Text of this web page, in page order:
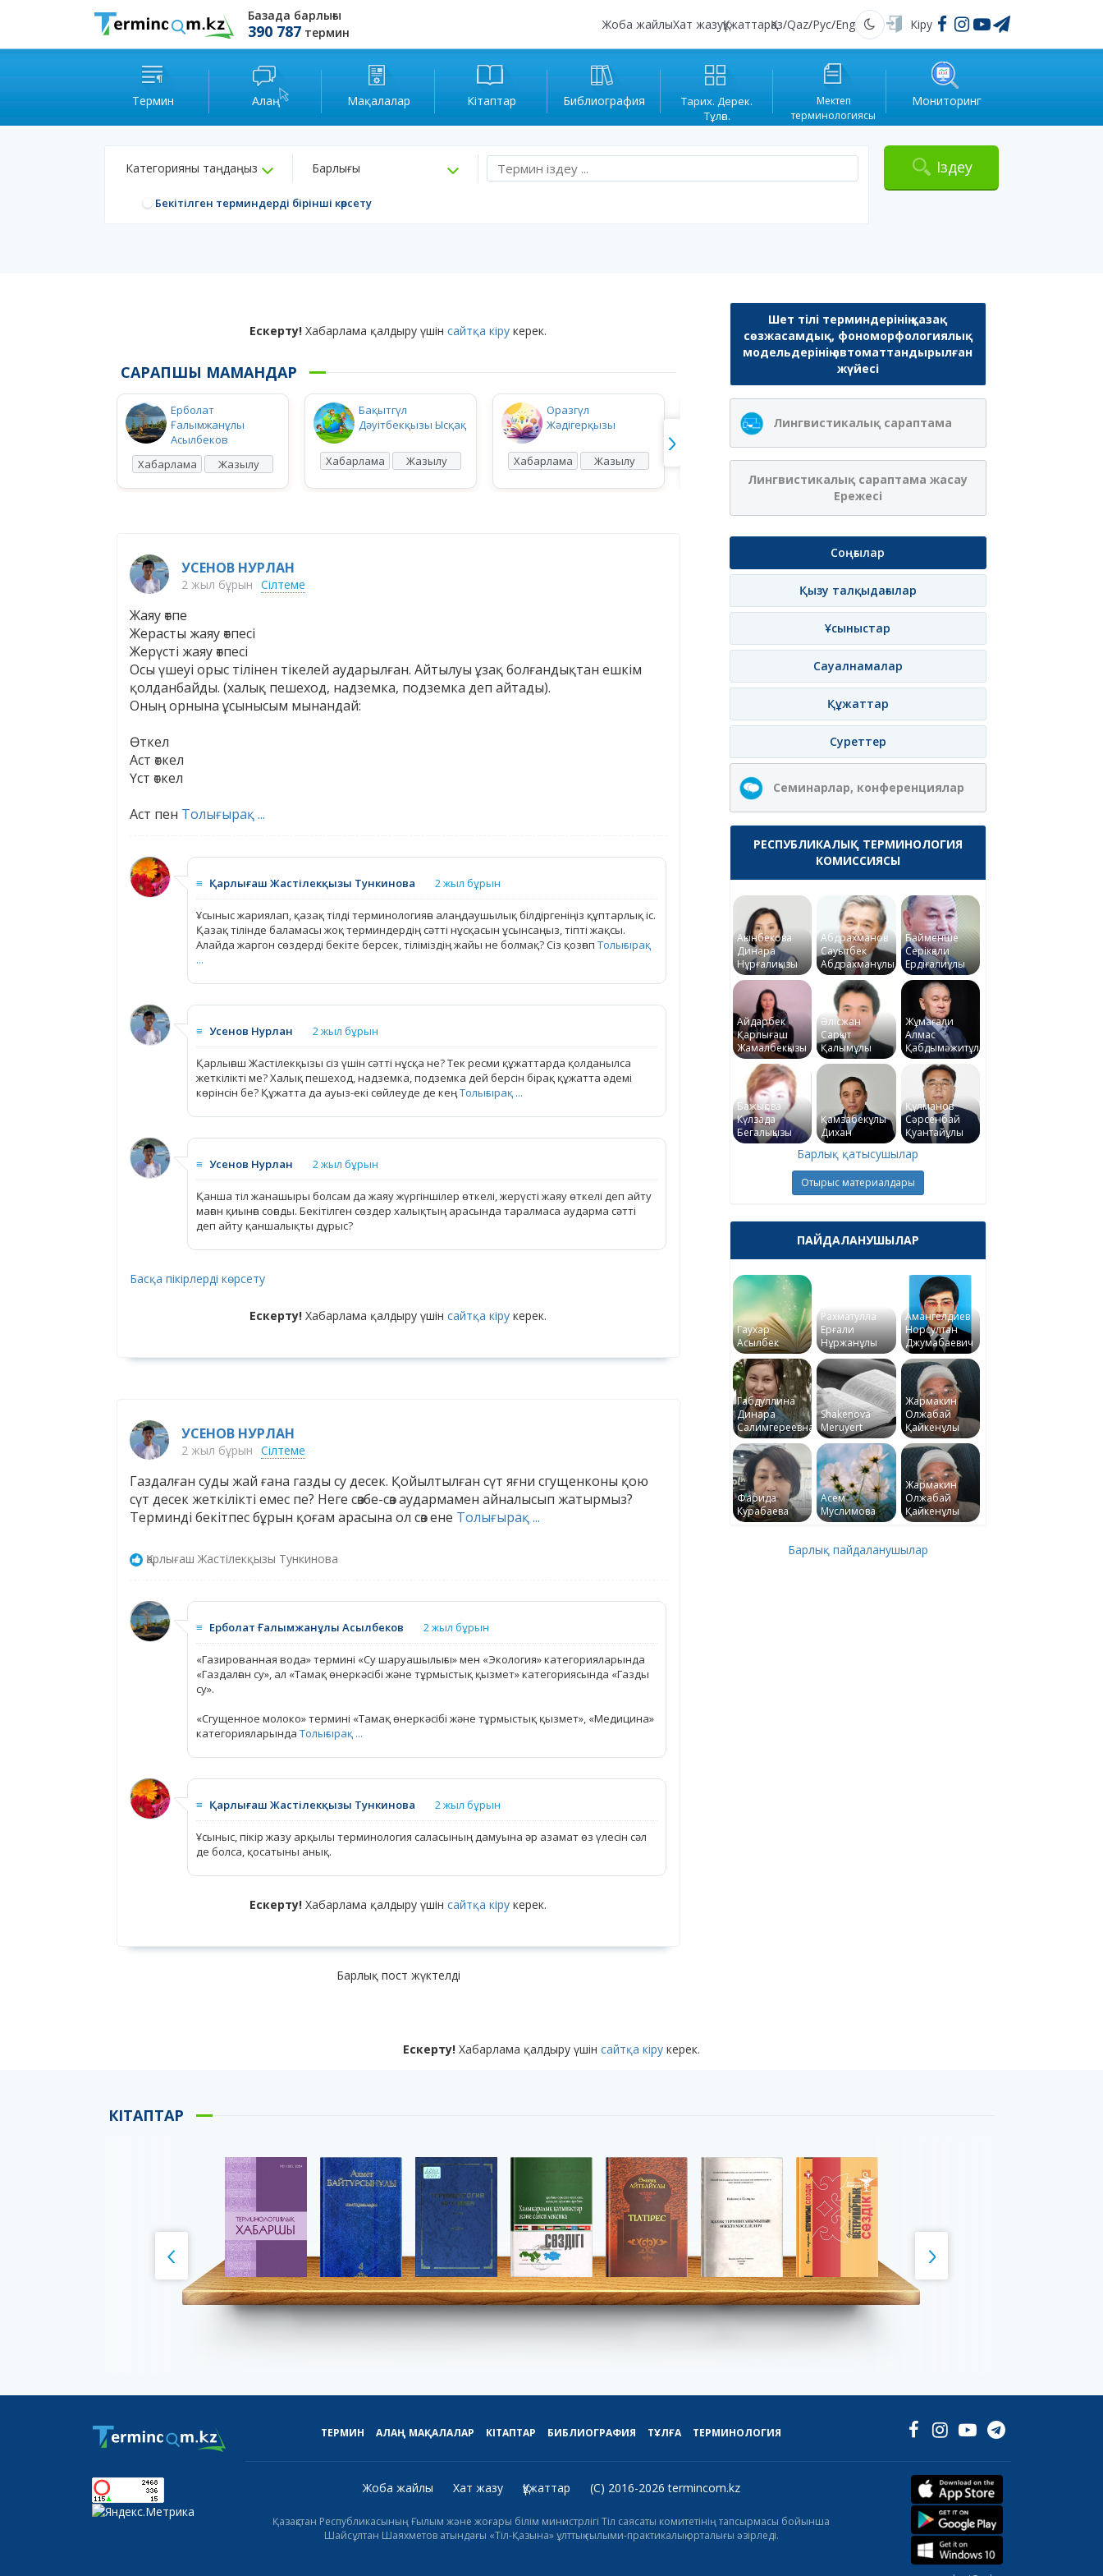
Базада барлығы
390 787 термин
Жоба жайлыХат жазуҚұжаттарҚаз/Qaz/Рус/Eng Қараңғы Кіру
Термин Алаң Мақалалар Кітаптар Библиография
Тарих. Дерек.
Тұлға.
Мектеп
терминологиясы
Мониторинг
Категорияны таңдаңыз Барлығы
Бекітілген терминдерді бірінші көрсету
Іздеу
Ескерту! Хабарлама қалдыру үшінсайтқа кіру керек.
САРАПШЫ МАМАНДАР
Ерболат
Ғалымжанұлы
Асылбеков
Хабарлама
Жазылу
Бақытгүл
Дәуітбекқызы Ысқақ
Хабарлама Жазылу
Оразгүл
Жәдігерқызы
Хабарлама Жазылу
Ақжібек
Нұрланқызы Ахмет
Хабарлама Жазылу
Итеғұлова
Хабарлама Жазылу
УСЕНОВ НУРЛАН
2 жыл бұрын Сілтеме
Жаяу өтпе
Жерасты жаяу өтпесі
Жерүсті жаяу өтпесі
Осы үшеуі орыс тілінен тікелей аударылған. Айтылуы ұзақ болғандықтан ешкім
қолданбайды. (халық пешеход, надземка, подземка деп айтады).
Оның орнына ұсынысым мынандай:
Өткел
Аст өткел
Үст өткел
Аст пен Толығырақ ...
≡ Қарлығаш Жастілекқызы Тункинова 2 жыл бұрын
Ұсыныс жариялап, қазақ тілді терминологияға алаңдаушылық білдіргеніңіз құптарлық іс.
Қазақ тілінде баламасы жоқ терминдердің сәтті нұсқасын ұсынсаңыз, тіпті жақсы.
Алайда жаргон сөздерді бекіте берсек, тіліміздің жайы не болмақ? Сіз қозғап Толығырақ
...
≡ Усенов Нурлан 2 жыл бұрын
Қарлығаш Жастілекқызы сіз үшін сәтті нұсқа не? Тек ресми құжаттарда қолданылса
жеткілікті ме? Халық пешеход, надземка, подземка дей берсін бірақ құжатта әдемі
көрінсін бе? Құжатта да ауыз-екі сөйлеуде де кеңТолығырақ ...
≡ Усенов Нурлан 2 жыл бұрын
Қанша тіл жанашыры болсам да жаяу жүргіншілер өткелі, жерүсті жаяу өткелі деп айту
маған қиынға соғады. Бекітілген сөздер халықтың арасында таралмаса аударма сәтті
деп айту қаншалықты дұрыс?
Басқа пікірлерді көрсету
Ескерту! Хабарлама қалдыру үшінсайтқа кіру керек.
УСЕНОВ НУРЛАН
2 жыл бұрын Сілтеме
Газдалған суды жай ғана газды су десек. Қойылтылған сүт яғни сгущенконы қою
сүт десек жеткілікті емес пе? Неге сөзбе-сөз аудармамен айналысып жатырмыз?
Терминді бекітпес бұрын қоғам арасына ол сөз ене Толығырақ ...
Қарлығаш Жастілекқызы Тункинова
≡ Ерболат Ғалымжанұлы Асылбеков 2 жыл бұрын
«Газированная вода» термині «Су шаруашылығы» мен «Экология» категорияларында
«Газдалған су», ал «Тамақ өнеркәсібі және тұрмыстық қызмет» категориясында «Газды
су».
«Сгущенное молоко» термині «Тамақ өнеркәсібі және тұрмыстық қызмет», «Медицина»
категорияларында Толығырақ ...
≡ Қарлығаш Жастілекқызы Тункинова 2 жыл бұрын
Ұсыныс, пікір жазу арқылы терминология саласының дамуына әр азамат өз үлесін сәл
де болса, қосатыны анық.
Ескерту! Хабарлама қалдыру үшінсайтқа кіру керек.
Барлық пост жүктелді
Шет тілі терминдерінің қазақ
сөзжасамдық, фономорфологиялық
модельдерінің автоматтандырылған
жүйесі
Лингвистикалық сараптама
Лингвистикалық сараптама жасау
Ережесі
Соңғылар
Қызу талқыдағылар
Ұсыныстар
Сауалнамалар
Құжаттар
Суреттер
Семинарлар, конференциялар
РЕСПУБЛИКАЛЫҚ ТЕРМИНОЛОГИЯ
КОМИССИЯСЫ
Ақынбекова
Динара
Нұрғалиқызы
Абдрахманов
Сауытбек
Абдрахманұлы
Байменше
Серікқали
Ердіғалиұлы
Айдарбек
Қарлығаш
Жамалбекқызы
Әлісжан
Сарқыт
Қалымұлы
Жұмағали
Алмас
Қабдымәжитұлы
Бажықова
Күлзада
Бегалықызы
Қамзабекұлы
Дихан
Құлманов
Сәрсенбай
Қуантайұлы
Барлық қатысушылар
Отырыс материалдары
ПАЙДАЛАНУШЫЛАР
Гаухар
Асылбек
Рахматулла
Ерғали
Нұржанұлы
Амангелдиев
Норсултан
Джумабаевич
Габдуллина
Динара
Салимгереевна
Shakenova
Meruyert
Жармакин
Олжабай
Қайкенұлы
Фарида
Курабаева
Асем
Муслимова
Жармакин
Олжабай
Қайкенұлы
Барлық пайдаланушылар
Ескерту! Хабарлама қалдыру үшін сайтқа кіру керек.
КІТАПТАР
ТЕРМИН АЛАҢ МАҚАЛАЛАР КІТАПТАР БИБЛИОГРАФИЯ ТҰЛҒА ТЕРМИНОЛОГИЯ
Жоба жайлы Хат жазу Құжаттар (C) 2016-2026 termincom.kz
Қазақстан Республикасының Ғылым және жоғары білім министрлігі Тіл саясаты комитетінің тапсырмасы бойынша
Шайсұлтан Шаяхметов атындағы «Тіл-Қазына» ұлттық ғылыми-практикалық орталығы әзірледі.